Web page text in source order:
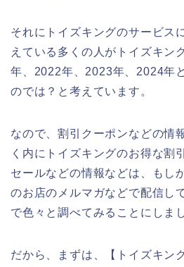
それにトイズキングのサービス
えている多くの人がトイズキン
年、2022年、2023年、2024年
のでは？と考えています。
なので、割引クーポンなどの情
く内にトイズキングのお得な割
セールなどの情報などは、もし
のお店のメルマガなどで配信し
で色々と調べてみることにしま
だから、まずは、【トイズキン